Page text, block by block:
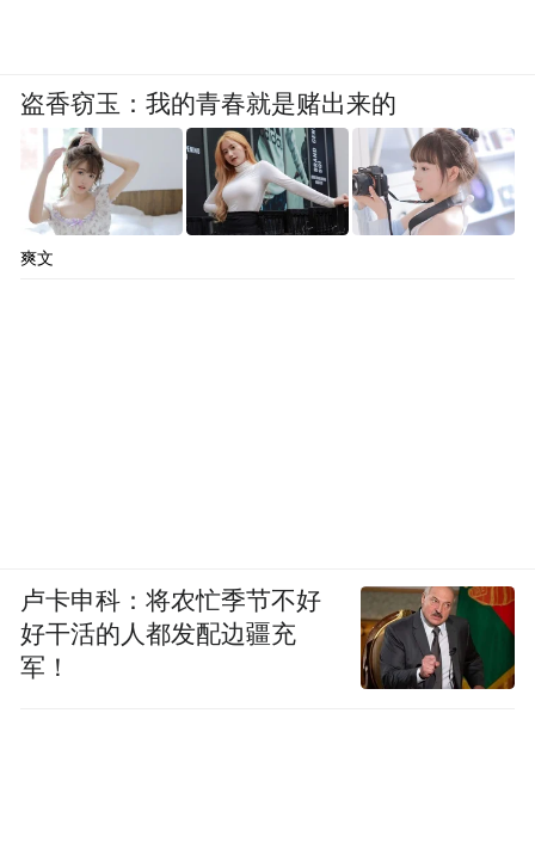
盗香窃玉：我的青春就是赌出来的
爽文
卢卡申科：将农忙季节不好
好干活的人都发配边疆充
军！